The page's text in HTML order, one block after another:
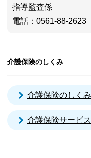
指導監査係
電話 ：0561-88-2623
介護保険のしくみ
介護保険のしくみ
介護保険サービス